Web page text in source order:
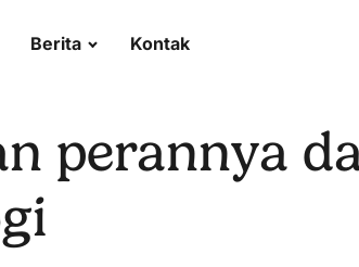
Berita Kontak
perannya